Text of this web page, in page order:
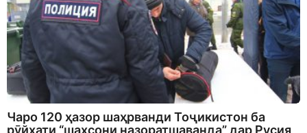
Чаро 120 ҳазор шаҳрванди Тоҷикистон ба
рӯйхати “шахсони назоратшаванда” дар Русия